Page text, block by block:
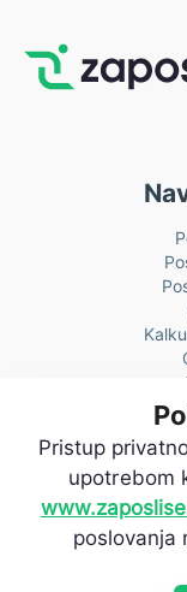
Pristup
upotrebom
poslovanja